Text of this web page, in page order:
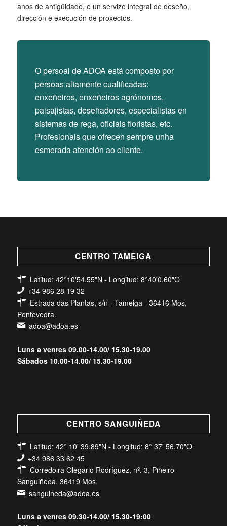
anos de antigüidade, e un servizo integral de deseño,
dirección e execución de proxectos.
O persoal de ADOA está composto por
persoas altamente cualificadas:
enxeñeiros, enxeñeiros agrónomos,
paisajistas, deseñadores, especialistas en
sistemas de rega, oficiais floristas, etc.
Profesionais que ofrecen sempre unha
esmerada atención ao cliente.
CENTRO TAMEIGA
Latitud: 42°10'54.55"N - Longitud: 8°40'0.60"O
+34 986 28 19 32
Estrada das Plantas, s/n - Tameiga - 36416 Mos,
Pontevedra.
adoa@adoa.es
Luns a venres 09.00-14.00/ 15.30-19.00
Sábados 10.00-14.00/ 15.30-19.00
CENTRO SANGUIÑEDA
Latitud: 42° 10' 39.89"N - Longitud: 8° 37' 56.70"O
+34 986 33 62 45
Corredoira Olegario Rodríguez, nº. 3, Piñeiro -
Sanguiñeda, 36419 Mos.
sanguineda@adoa.es
Luns a venres 09.30-14.00/ 15.30-19:00